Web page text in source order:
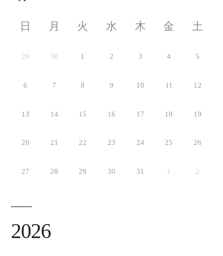
日 月 火 水 木 金 土
29 30 1 2 3 4 5
6 7 8 9 10 11 12
13 14 15 16 17 18 19
20 21 22 23 24 25 26
27 28 29 30 31 1 2
2026